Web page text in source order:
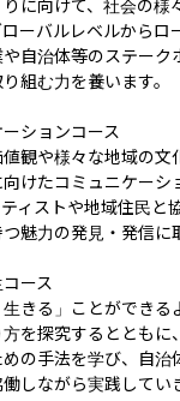
ーバルレベルからロ
自治体等のステーク
組む力を養います。
ションコース
観や様々な地域の文
けたコミュニケーシ
ィストや地域住民と
魅力の発見・発信に
ース
きる」ことができる
を探究するとともに
の手法を学び、自治
しながら実践してい